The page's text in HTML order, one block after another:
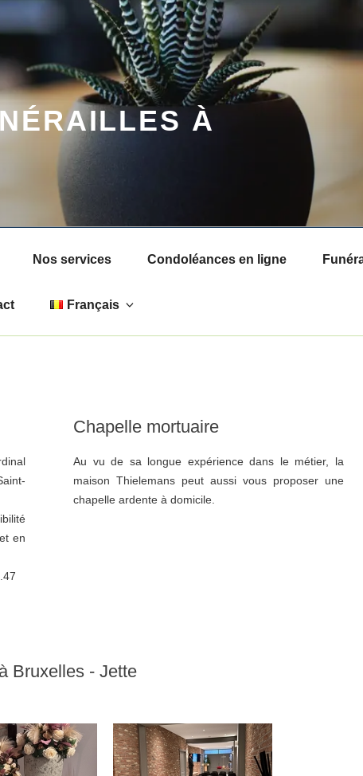
À
Nos services Condoléances en ligne
Français
en
Chapelle mortuaire
Au vu de sa longue expérience dans le métier, la
maison Thielemans peut aussi vous proposer une
chapelle ardente à domicile.
Bruxelles - Jette